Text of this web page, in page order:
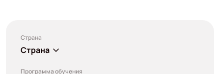
Страна
Страна
Программа обучения